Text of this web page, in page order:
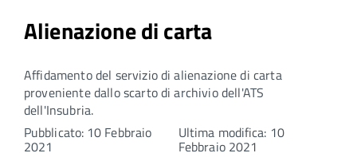
Alienazione di carta
Affidamento del servizio di alienazione di carta
proveniente dallo scarto di archivio dell'ATS
dell'Insubria.
Pubblicato: 10 Febbraio
2021
Ultima modifica: 10
Febbraio 2021